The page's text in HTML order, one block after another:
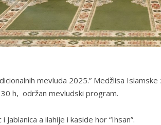
mevluda 2025.” Medžlisa
h, održan mevludski program.
a ilahije i kaside hor “Ihsan”.